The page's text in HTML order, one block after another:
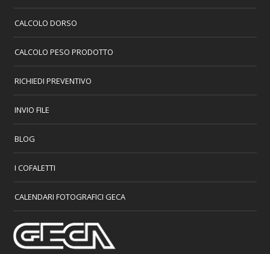
CALCOLO DORSO
CALCOLO PESO PRODOTTO
RICHIEDI PREVENTIVO
INVIO FILE
BLOG
I COFALETTI
CALENDARI FOTOGRAFICI GECA